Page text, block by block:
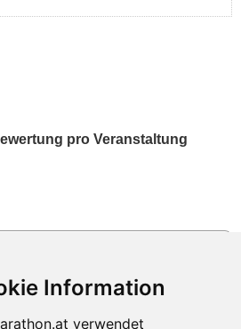
pro Veranstaltung